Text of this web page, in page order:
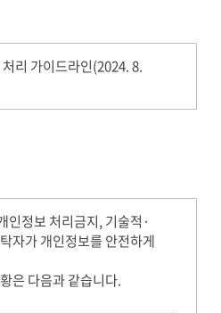
리 가이드라인(2024. 8.
정보 처리금지, 기술적·
자가 개인정보를 안전하게
은 다음과 같습니다.